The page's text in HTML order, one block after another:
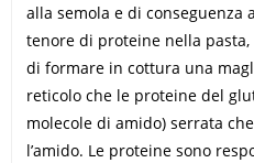
alla semola e di conseguenza
tenore di proteine nella
di formare in cottura una
reticolo che le proteine del
molecole di amido) serrata
l’amido. Le proteine sono